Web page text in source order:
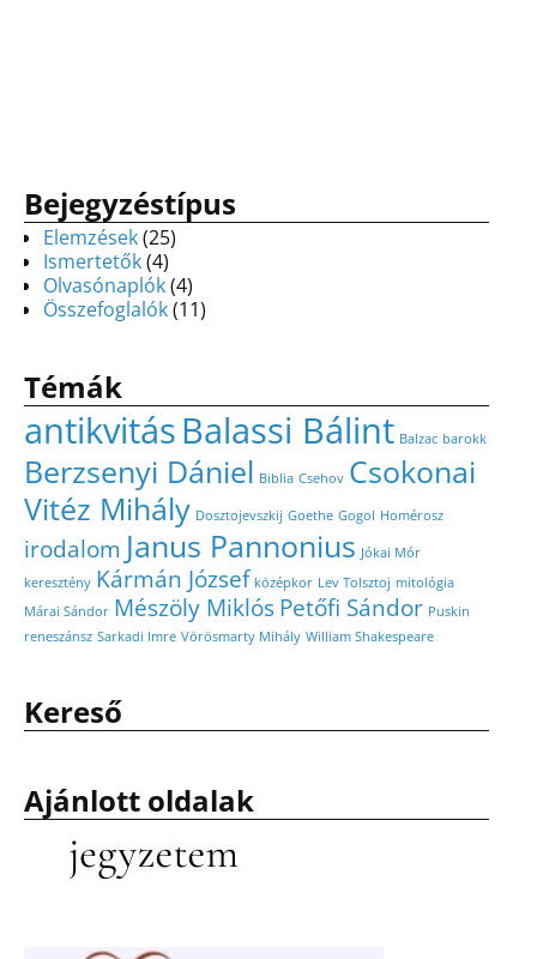
Bejegyzéstípus
Elemzések(25)
Ismertetők(4)
Olvasónaplók(4)
Összefoglalók(11)
Témák
antikvitásBalassi Bálint Balzac barokk
Berzsenyi Dániel Biblia Csehov Csokonai
Vitéz Mihály Dosztojevszkij Goethe Gogol Homérosz
irodalom Janus Pannonius Jókai Mór
keresztény Kármán József középkor Lev Tolsztoj mitológia
Márai Sándor Mészöly MiklósPetőfi Sándor Puskin
reneszánsz Sarkadi Imre Vörösmarty Mihály William Shakespeare
Kereső
Ajánlott oldalak